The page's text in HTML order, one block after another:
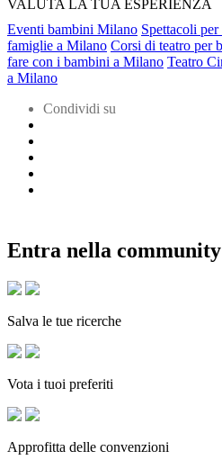
VALUTA LA TUA ESPERIENZA
Eventi bambini Milano Spettacoli
famiglie a Milano Corsi di teatro per
fare con i bambini a Milano Teatro
a Milano
Condividi su
Entra nella
Salva le tue ricerche
Vota i tuoi preferiti
Approfitta delle convenzioni